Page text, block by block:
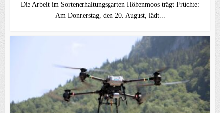
Die Arbeit im Sortenerhaltungsgarten Höhenmoos trägt Früchte:
Am Donnerstag, den 20. August, lädt...